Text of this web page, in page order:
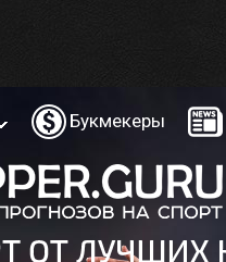
Букмекеры